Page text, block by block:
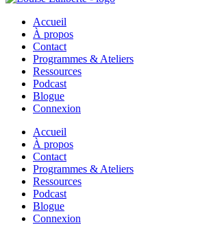
Accueil
À propos
Contact
Programmes & Ateliers
Ressources
Podcast
Blogue
Connexion
Accueil
À propos
Contact
Programmes & Ateliers
Ressources
Podcast
Blogue
Connexion